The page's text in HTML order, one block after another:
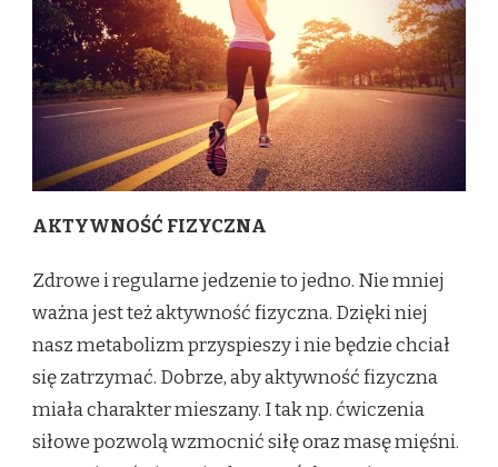
AKTYWNOŚĆ FIZYCZNA
Zdrowe i regularne jedzenie to jedno. Nie mniej
ważna jest też aktywność fizyczna. Dzięki niej
nasz metabolizm przyspieszy i nie będzie chciał
się zatrzymać. Dobrze, aby aktywność fizyczna
miała charakter mieszany. I tak np. ćwiczenia
siłowe pozwolą wzmocnić siłę oraz masę mięśni.